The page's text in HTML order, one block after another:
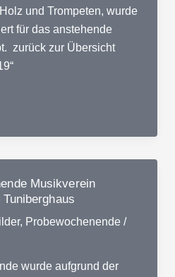
und Trompeten, wurde
für das anstehende
zurück zur Übersicht
Musikverein
, Probewochenende/
wurde aufgrund der